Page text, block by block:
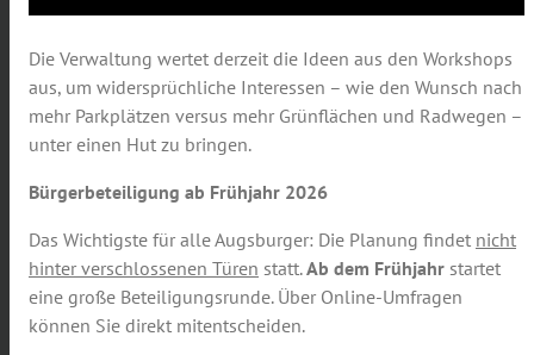
Die Verwaltung wertet derzeit die Ideen aus den Workshops
aus, um widersprüchliche Interessen – wie den Wunsch nach
mehr Parkplätzen versus mehr Grünflächen und Radwegen –
unter einen Hut zu bringen.
Bürgerbeteiligung ab Frühjahr 2026
Das Wichtigste für alle Augsburger: Die Planung findet nicht
hinter verschlossenen Türen statt.Ab dem Frühjahr startet
eine große Beteiligungsrunde. Über Online-Umfragen
können Sie direkt mitentscheiden.